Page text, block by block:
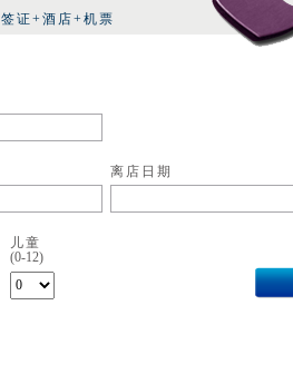
签证+酒店+机票
离店日期
儿童
(0-12)